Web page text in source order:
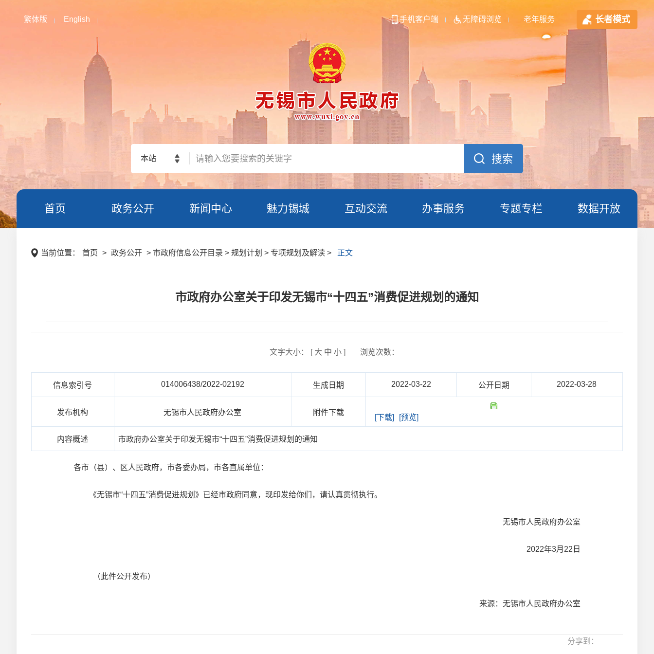
繁体版 English 手机客户端 无障碍浏览 老年服务 长者模式
本站
首页 政务公开 新闻中心 魅力锡城 互动交流 办事服务 专题专栏 数据开放
当前位置： 首页 > 政务公开 > 市政府信息公开目录 > 规划计划 > 专项规划及解读 > 正文
市政府办公室关于印发无锡市“十四五”消费促进规划的通知
文字大小： [ 大 中 小] 浏览次数：
信息索引号 014006438/2022-02192 生成日期 2022-03-22 公开日期 2022-03-28
发布机构 无锡市人民政府办公室 附件下载
[下载] [预览]
内容概述 市政府办公室关于印发无锡市“十四五”消费促进规划的通知
各市（县）、区人民政府，市各委办局，市各直属单位：
《无锡市“十四五”消费促进规划》已经市政府同意，现印发给你们，请认真贯彻执行。
无锡市人民政府办公室
2022年3月22日
（此件公开发布）
来源：无锡市人民政府办公室
分享到：